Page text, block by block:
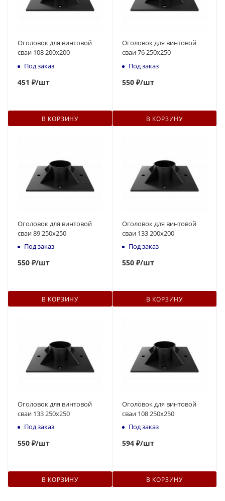
Оголовок для винтовой
сваи 108 200x200
Под заказ
451 ₽/шт
В КОРЗИНУ
Оголовок для винтовой
сваи 76 250x250
Под заказ
550 ₽/шт
В КОРЗИНУ
Оголовок для винтовой
сваи 89 250x250
Под заказ
550 ₽/шт
В КОРЗИНУ
Оголовок для винтовой
сваи 133 200x200
Под заказ
550 ₽/шт
В КОРЗИНУ
Оголовок для винтовой
сваи 133 250x250
Под заказ
550 ₽/шт
В КОРЗИНУ
Оголовок для винтовой
сваи 108 250x250
Под заказ
594 ₽/шт
В КОРЗИНУ